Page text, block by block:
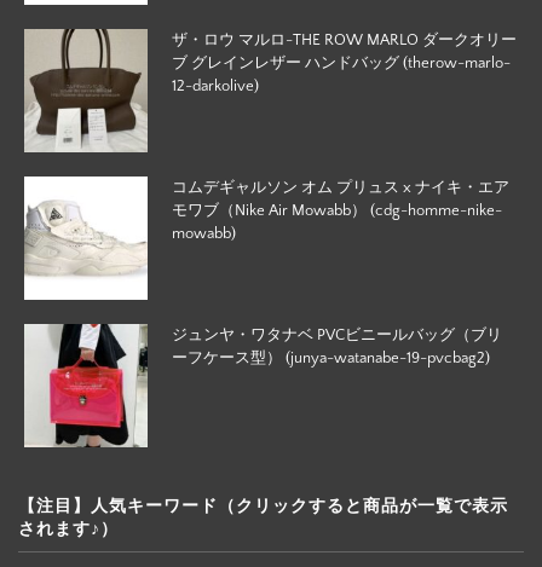
ザ・ロウ マルロ-THE ROW MARLO ダークオリー
ブ グレインレザー ハンドバッグ (therow-marlo-
12-darkolive)
コムデギャルソン オム プリュス x ナイキ・エア
モワブ（Nike Air Mowabb） (cdg-homme-nike-
mowabb)
ジュンヤ・ワタナベ PVCビニールバッグ（ブリ
ーフケース型） (junya-watanabe-19-pvcbag2)
【注目】人気キーワード（クリックすると商品が一覧で表示
されます♪）